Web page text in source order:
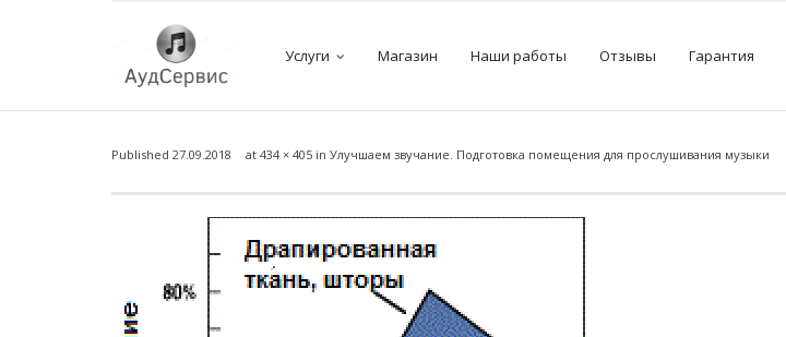
Услуги Магазин Наши работы Отзывы Гарантия
Published 27.09.2018 at 434 × 405 in Улучшаем звучание. Подготовка помещения для прослушивания музыки